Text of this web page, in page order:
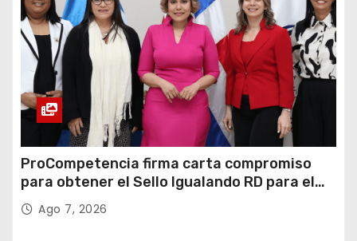
ProCompetencia firma carta compromiso
para obtener el Sello Igualando RD para el
Sector Público
Ago 7, 2026